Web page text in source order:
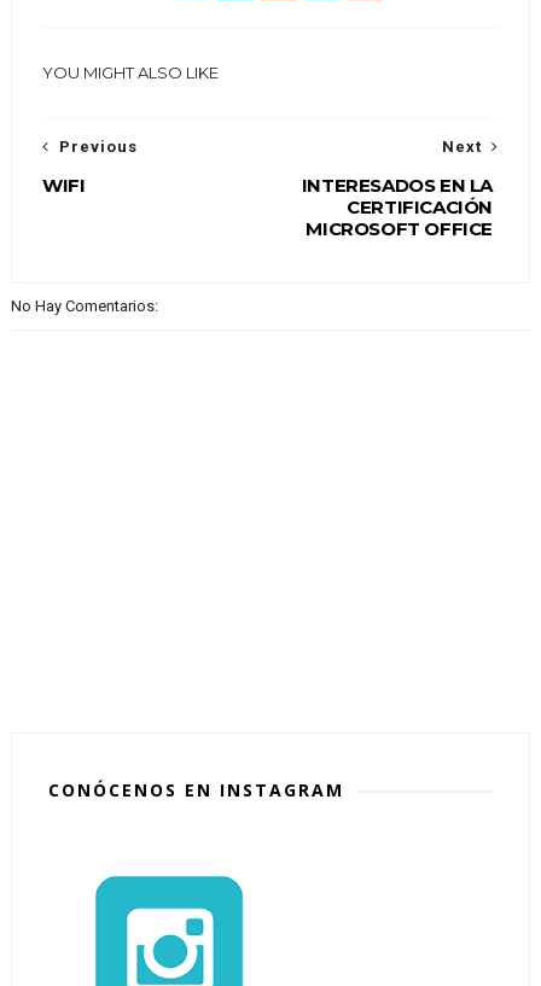
YOU MIGHT ALSO LIKE
Next
INTERESADOS EN LA
CERTIFICACIÓN
MICROSOFT OFFICE
Previous
WIFI
No Hay Comentarios:
CONÓCENOS EN INSTAGRAM